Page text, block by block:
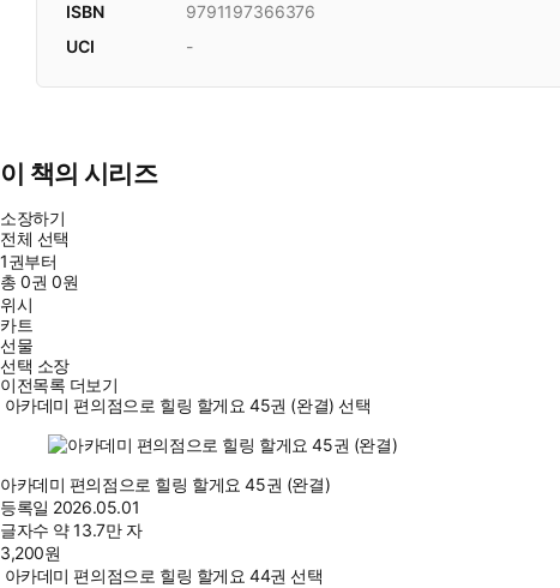
ISBN
9791197366376
UCI
-
이 책의 시리즈
소장하기
전체 선택
1권부터
총0권 0원
위시
카트
선물
선택 소장
이전목록 더보기
아카데미 편의점으로 힐링 할게요 45권 (완결) 선택
아카데미 편의점으로 힐링 할게요 45권 (완결)
등록일 2026.05.01
글자수 약 13.7만 자
3,200원
아카데미 편의점으로 힐링 할게요 44권 선택